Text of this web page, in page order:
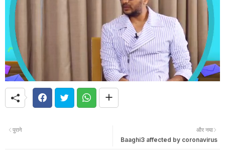
और नया
Baaghi3 affected by coronavirus
पुराने